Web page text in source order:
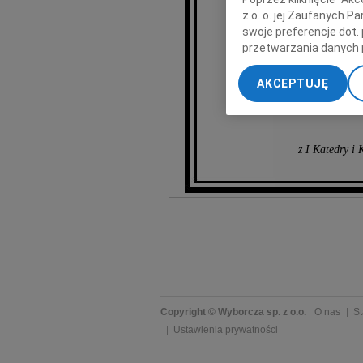
z I Katedry i
Copyright © Wyborcza sp. z o.o. O nas
Ustawienia prywatności
z o. o. jej Zaufanych
swoje preferencje dot.
przetwarzania danych
„Ustawienia
My, nasi Zaufani
dokładnych danych
Przechowywanie
treści, badnie
AKCEPTUJĘ